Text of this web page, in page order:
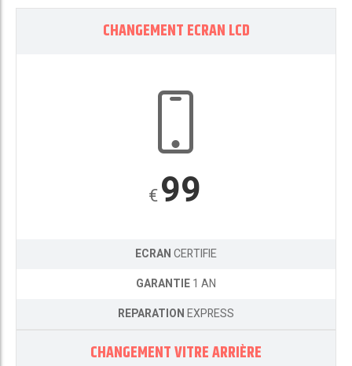
CHANGEMENT ECRAN LCD
€99
ECRANCERTIFIE
GARANTIE1 AN
REPARATIONEXPRESS
CHANGEMENT VITRE ARRIÈRE